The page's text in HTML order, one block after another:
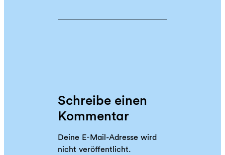
Schreibe einen
Kommentar
Deine E-Mail-Adresse wird
nicht veröffentlicht.